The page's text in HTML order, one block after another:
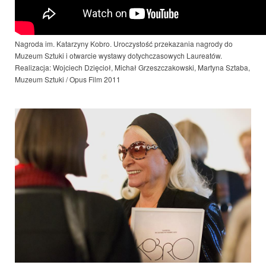
Nagroda im. Katarzyny Kobro. Uroczystość przekazania nagrody do
Muzeum Sztuki i otwarcie wystawy dotychczasowych Laureatów.
Realizacja: Wojciech Dzięcioł, Michał Grzeszczakowski, Martyna Sztaba,
Muzeum Sztuki / Opus Film 2011